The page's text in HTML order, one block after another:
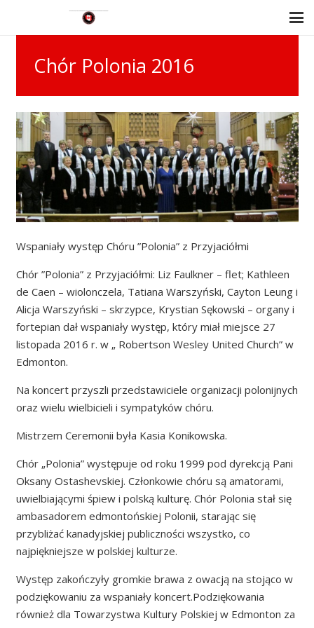
Chór Polonia 2016
Wspaniały występ Chóru ”Polonia” z Przyjaciółmi
Chór ”Polonia” z Przyjaciółmi: Liz Faulkner – flet; Kathleen
de Caen – wiolonczela, Tatiana Warszyński, Cayton Leung i
Alicja Warszyński – skrzypce, Krystian Sękowski – organy i
fortepian dał wspaniały występ, który miał miejsce 27
listopada 2016 r. w „ Robertson Wesley United Church” w
Edmonton.
Na koncert przyszli przedstawiciele organizacji polonijnych
oraz wielu wielbicieli i sympatyków chóru.
Mistrzem Ceremonii była Kasia Konikowska.
Chór „Polonia” występuje od roku 1999 pod dyrekcją Pani
Oksany Ostashevskiej. Członkowie chóru są amatorami,
uwielbiającymi śpiew i polską kulturę. Chór Polonia stał się
ambasadorem edmontońskiej Polonii, starając się
przybliżać kanadyjskiej publiczności wszystko, co
najpiękniejsze w polskiej kulturze.
Występ zakończyły gromkie brawa z owacją na stojąco w
podziękowaniu za wspaniały koncert.Podziękowania
również dla Towarzystwa Kultury Polskiej w Edmonton za